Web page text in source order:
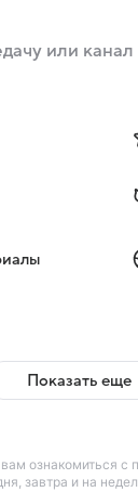
Показать еще
ознакомиться с
завтра и на